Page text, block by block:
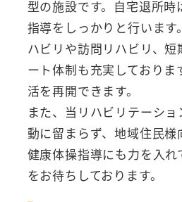
型の施設です。自宅退所
指導をしっかりと行います
ハビリや訪問リハビリ、
ート体制も充実しておりま
活を再開できます。
また、当リハビリテーシ
動に留まらず、地域住民
健康体操指導にも力を入
をお待ちしております。